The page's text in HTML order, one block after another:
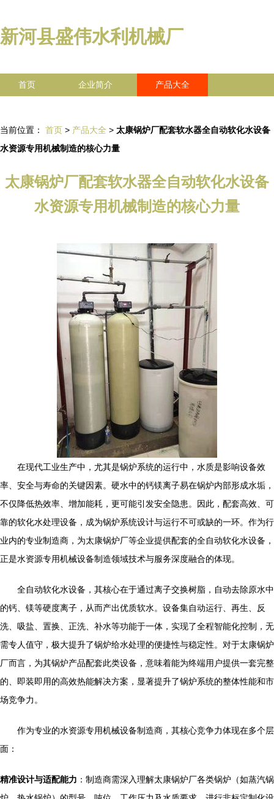
新河县盛伟水利机械厂
首页 企业简介 产品大全
当前位置： 首页 > 产品大全 > 太康锅炉厂配套软水器全自动软化水设备
水资源专用机械制造的核心力量
太康锅炉厂配套软水器全自动软化水设备
水资源专用机械制造的核心力量
在现代工业生产中，尤其是锅炉系统的运行中，水质是影响设备效
率、安全与寿命的关键因素。硬水中的钙镁离子易在锅炉内部形成水垢，
不仅降低热效率、增加能耗，更可能引发安全隐患。因此，配套高效、可
靠的软化水处理设备，成为锅炉系统设计与运行不可或缺的一环。作为行
业内的专业制造商，为太康锅炉厂等企业提供配套的全自动软化水设备，
正是水资源专用机械设备制造领域技术与服务深度融合的体现。
全自动软化水设备，其核心在于通过离子交换树脂，自动去除原水中
的钙、镁等硬度离子，从而产出优质软水。设备集自动运行、再生、反
洗、吸盐、置换、正洗、补水等功能于一体，实现了全程智能化控制，无
需专人值守，极大提升了锅炉给水处理的便捷性与稳定性。对于太康锅炉
厂而言，为其锅炉产品配套此类设备，意味着能为终端用户提供一套完整
的、即装即用的高效热能解决方案，显著提升了锅炉系统的整体性能和市
场竞争力。
作为专业的水资源专用机械设备制造商，其核心竞争力体现在多个层
面：
精准设计与适配能力 ：制造商需深入理解太康锅炉厂各类锅炉（如蒸汽锅